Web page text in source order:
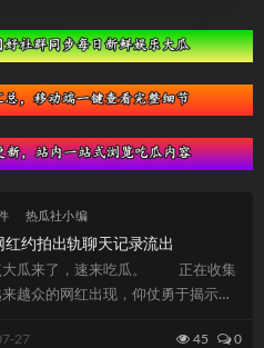
热瓜社小编
红约拍出轨聊天记录流出
大瓜来了，速来吃瓜。 正在收集
越众的网红出现，仰仗勇于揭示自
27 45 0